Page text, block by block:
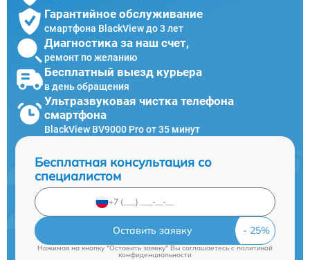
Гарантийное обслуживание
смартфона BlackView до 3 лет
Диагностика за наш счет,
ремонт по желанию
Бесплатный выезд курьера
в день обращения
Ультразвуковая чистка телефона
смартфона
BlackView BV9000 Pro от 35 минут
Бесплатная консультация со
специалистом
Оставить заявку
Нажимая на кнопку "Оставить заявку" Вы соглашаетесь cполитикой
конфиденциальности